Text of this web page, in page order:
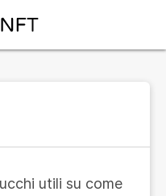
utili su come